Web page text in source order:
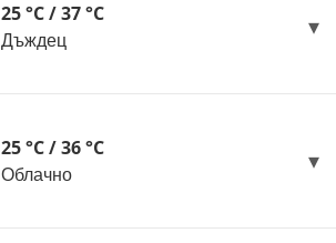
25 °C / 37 °C
Дъждец
25 °C / 36 °C
Облачно